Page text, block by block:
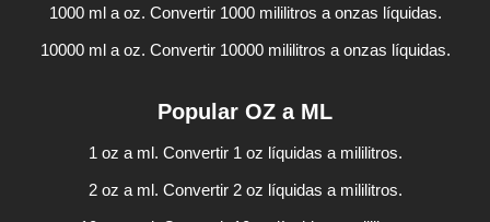
1000 ml a oz. Convertir 1000 mililitros a onzas líquidas.
10000 ml a oz. Convertir 10000 mililitros a onzas líquidas.
Popular OZ a ML
1 oz a ml. Convertir 1 oz líquidas a mililitros.
2 oz a ml. Convertir 2 oz líquidas a mililitros.